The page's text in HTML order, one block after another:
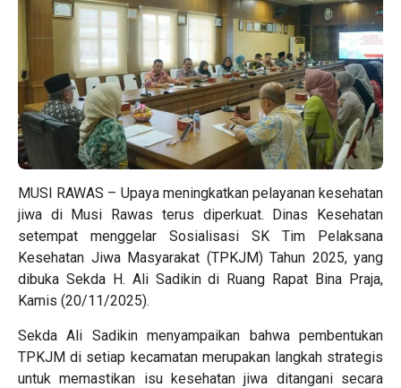
MUSI RAWAS – Upaya meningkatkan pelayanan kesehatan
jiwa di Musi Rawas terus diperkuat. Dinas Kesehatan
setempat menggelar Sosialisasi SK Tim Pelaksana
Kesehatan Jiwa Masyarakat (TPKJM) Tahun 2025, yang
dibuka Sekda H. Ali Sadikin di Ruang Rapat Bina Praja,
Kamis (20/11/2025).
Sekda Ali Sadikin menyampaikan bahwa pembentukan
TPKJM di setiap kecamatan merupakan langkah strategis
untuk memastikan isu kesehatan jiwa ditangani secara